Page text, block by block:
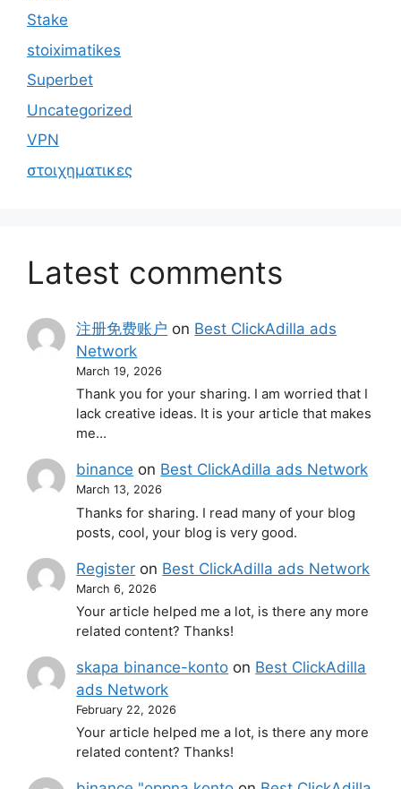
Stake
stoiximatikes
Superbet
Uncategorized
VPN
στοιχηματικες
Latest comments
注册免费账户 on Best ClickAdilla ads
Network
March 19, 2026
Thank you for your sharing. I am worried that I
lack creative ideas. It is your article that makes
me…
binance on Best ClickAdilla ads Network
March 13, 2026
Thanks for sharing. I read many of your blog
posts, cool, your blog is very good.
Register on Best ClickAdilla ads Network
March 6, 2026
Your article helped me a lot, is there any more
related content? Thanks!
skapa binance-konto on Best ClickAdilla
ads Network
February 22, 2026
Your article helped me a lot, is there any more
related content? Thanks!